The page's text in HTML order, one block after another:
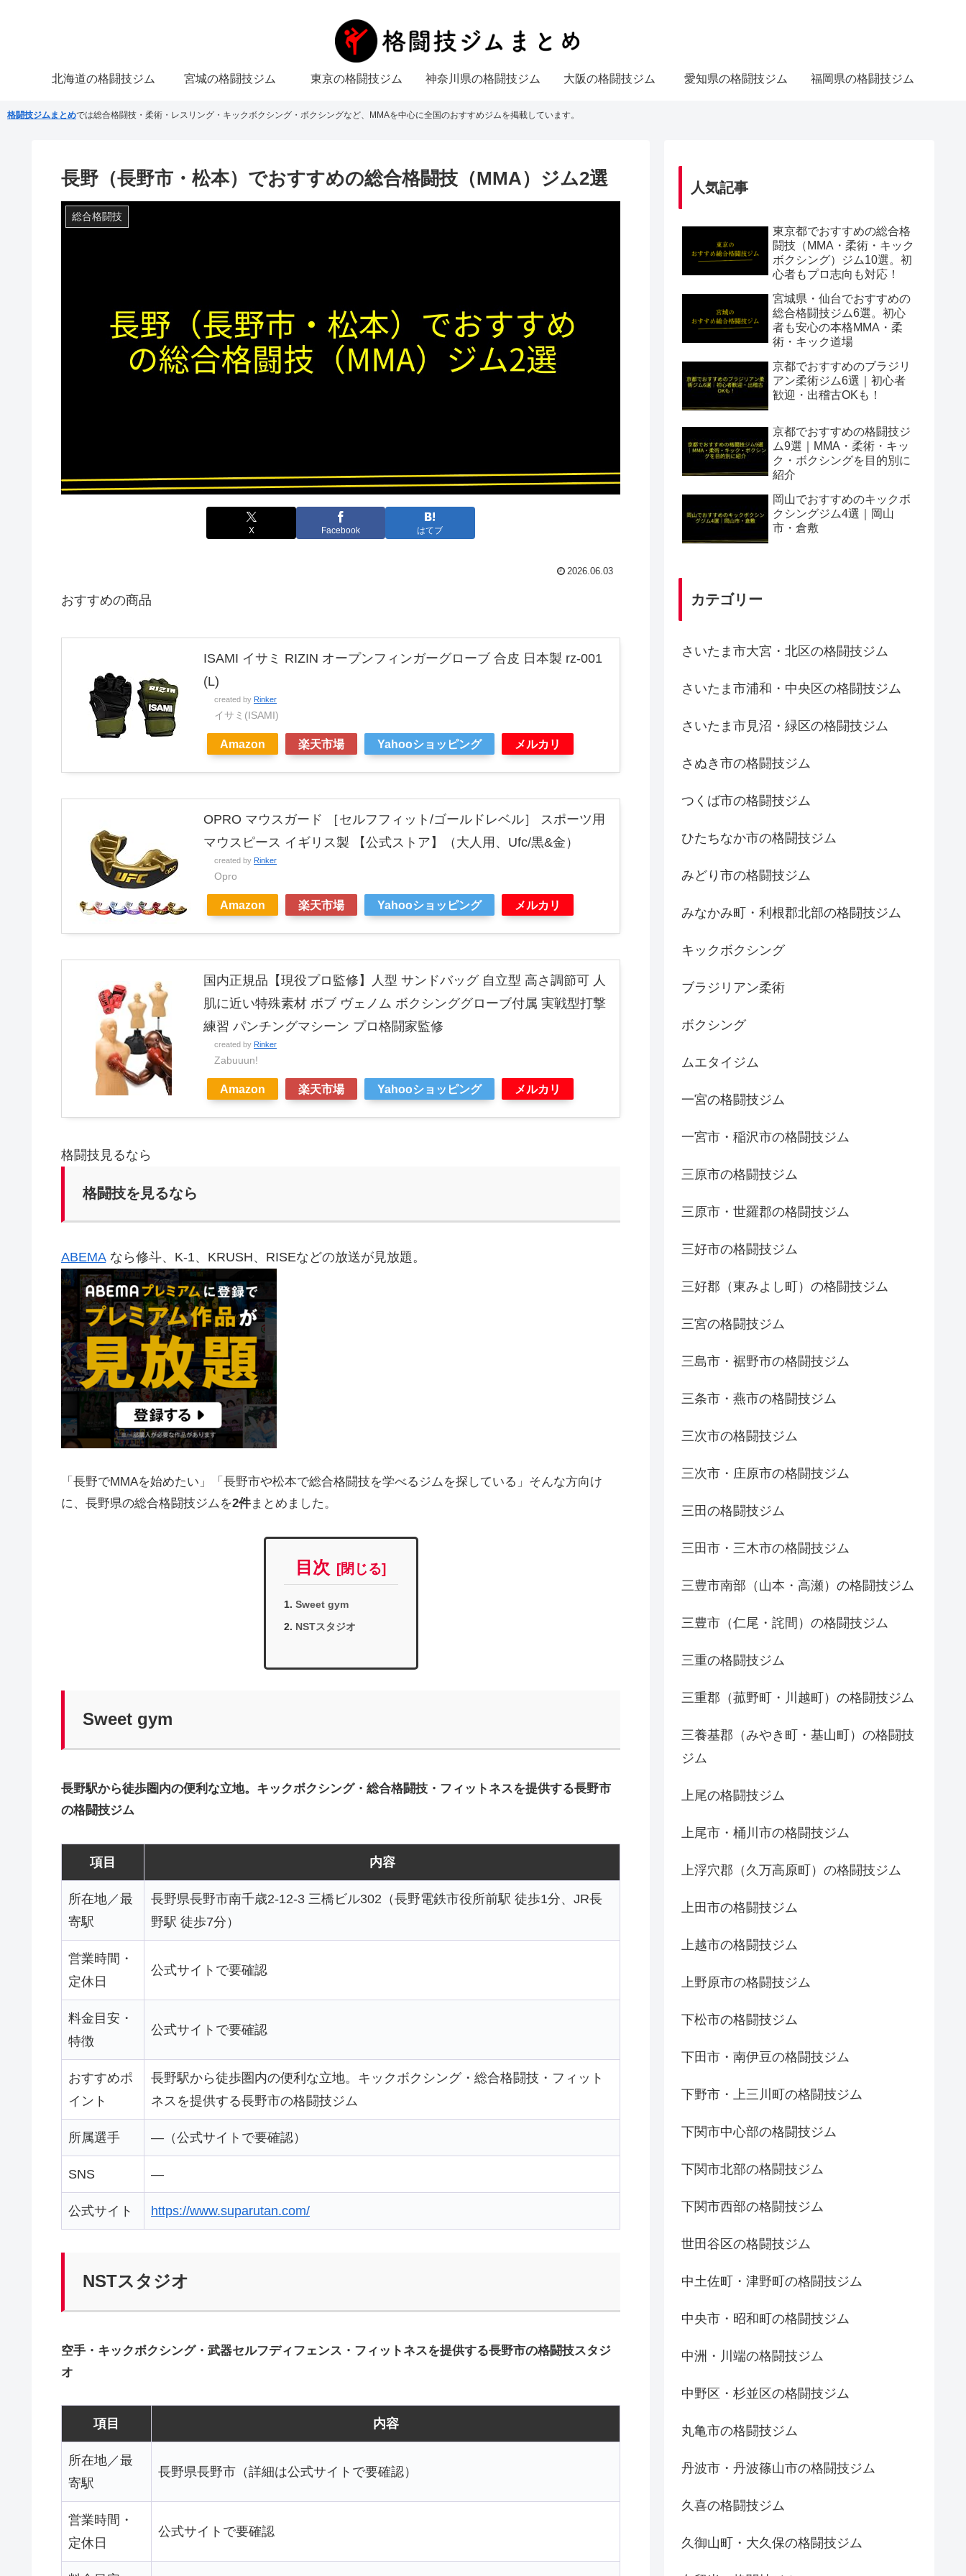
北海道の格闘技ジム 宮城の格闘技ジム 東京の格闘技ジム 神奈川県の格闘技ジム 大阪の格闘技ジム 愛知県の格闘技ジム 福岡県の格闘技ジム
格闘技ジムまとめでは総合格闘技・柔術・レスリング・キックボクシング・ボクシングなど、MMAを中心に全国のおすすめジムを掲載しています。
長野（長野市・松本）でおすすめの総合格闘技（MMA）ジム2選
総合格闘技
X Facebook はてブ
2026.06.03
おすすめの商品
ISAMI イサミ RIZIN オープンフィンガーグローブ 合皮 日本製 rz-001
(L)
created by Rinker
イサミ(ISAMI)
Amazon 楽天市場 Yahooショッピング メルカリ
OPRO マウスガード ［セルフフィット/ゴールドレベル］ スポーツ用
マウスピース イギリス製 【公式ストア】（大人用、Ufc/黒&金）
created by Rinker
Opro
Amazon 楽天市場 Yahooショッピング メルカリ
国内正規品【現役プロ監修】人型 サンドバッグ 自立型 高さ調節可 人
肌に近い特殊素材 ボブ ヴェノム ボクシンググローブ付属 実戦型打撃
練習 パンチングマシーン プロ格闘家監修
created by Rinker
Zabuuun!
Amazon 楽天市場 Yahooショッピング メルカリ
格闘技見るなら
格闘技を見るなら
ABEMA なら修斗、K-1、KRUSH、RISEなどの放送が見放題。
「長野でMMAを始めたい」「長野市や松本で総合格闘技を学べるジムを探している」そんな方向け
に、長野県の総合格闘技ジムを2件まとめました。
目次
Sweet gym
NSTスタジオ
Sweet gym
長野駅から徒歩圏内の便利な立地。キックボクシング・総合格闘技・フィットネスを提供する長野市
の格闘技ジム
項目 内容
所在地／最
寄駅
長野県長野市南千歳2-12-3 三橋ビル302（長野電鉄市役所前駅 徒歩1分、JR長
野駅 徒歩7分）
営業時間・
定休日
公式サイトで要確認
料金目安・
特徴
公式サイトで要確認
おすすめポ
イント
長野駅から徒歩圏内の便利な立地。キックボクシング・総合格闘技・フィット
ネスを提供する長野市の格闘技ジム
所属選手 —（公式サイトで要確認）
SNS —
公式サイト https://www.suparutan.com/
NSTスタジオ
空手・キックボクシング・武器セルフディフェンス・フィットネスを提供する長野市の格闘技スタジ
オ
項目 内容
所在地／最
寄駅
長野県長野市（詳細は公式サイトで要確認）
営業時間・
定休日
公式サイトで要確認
人気記事
東京都でおすすめの総合格
闘技（MMA・柔術・キック
ボクシング）ジム10選。初
心者もプロ志向も対応！
宮城県・仙台でおすすめの
総合格闘技ジム6選。初心
者も安心の本格MMA・柔
術・キック道場
京都でおすすめのブラジリ
アン柔術ジム6選｜初心者
歓迎・出稽古OKも！
京都でおすすめの格闘技ジ
ム9選｜MMA・柔術・キッ
ク・ボクシングを目的別に
紹介
岡山でおすすめのキックボ
クシングジム4選｜岡山
市・倉敷
カテゴリー
さいたま市大宮・北区の格闘技ジム
さいたま市浦和・中央区の格闘技ジム
さいたま市見沼・緑区の格闘技ジム
さぬき市の格闘技ジム
つくば市の格闘技ジム
ひたちなか市の格闘技ジム
みどり市の格闘技ジム
みなかみ町・利根郡北部の格闘技ジム
キックボクシング
ブラジリアン柔術
ボクシング
ムエタイジム
一宮の格闘技ジム
一宮市・稲沢市の格闘技ジム
三原市の格闘技ジム
三原市・世羅郡の格闘技ジム
三好市の格闘技ジム
三好郡（東みよし町）の格闘技ジム
三宮の格闘技ジム
三島市・裾野市の格闘技ジム
三条市・燕市の格闘技ジム
三次市の格闘技ジム
三次市・庄原市の格闘技ジム
三田の格闘技ジム
三田市・三木市の格闘技ジム
三豊市南部（山本・高瀬）の格闘技ジム
三豊市（仁尾・詫間）の格闘技ジム
三重の格闘技ジム
三重郡（菰野町・川越町）の格闘技ジム
三養基郡（みやき町・基山町）の格闘技
ジム
上尾の格闘技ジム
上尾市・桶川市の格闘技ジム
上浮穴郡（久万高原町）の格闘技ジム
上田市の格闘技ジム
上越市の格闘技ジム
上野原市の格闘技ジム
下松市の格闘技ジム
下田市・南伊豆の格闘技ジム
下野市・上三川町の格闘技ジム
下関市中心部の格闘技ジム
下関市北部の格闘技ジム
下関市西部の格闘技ジム
世田谷区の格闘技ジム
中土佐町・津野町の格闘技ジム
中央市・昭和町の格闘技ジム
中洲・川端の格闘技ジム
中野区・杉並区の格闘技ジム
丸亀市の格闘技ジム
丹波市・丹波篠山市の格闘技ジム
久喜の格闘技ジム
久御山町・大久保の格闘技ジム